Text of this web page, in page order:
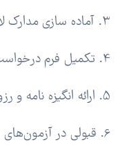
3. آماده سازی مدارک لازم
4. تکمیل فرم درخواست آنلاین
5. ارائه انگیزه نامه و رزومه
6. قبولی در آزمون‌های زبان انگلیسی یا هلندی